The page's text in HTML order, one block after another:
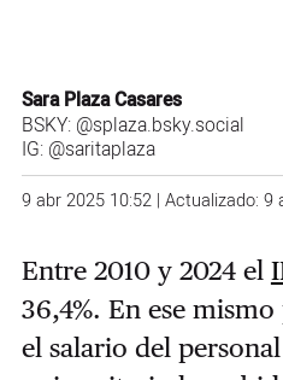
Sara Plaza Casares
BSKY: @splaza.bsky.social
IG: @saritaplaza
9 abr 2025 10:52 | Actualizado: 9
Entre 2010 y 2024 el
36,4%. En ese
el salario del